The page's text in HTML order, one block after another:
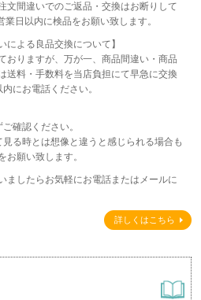
文間違いでのご返品・交換はお断りして
日以内に検品をお願い致します。
による良品交換について】
おりますが、万が一、商品間違い・商品
送料・手数料を当店負担にて早急に交換
にお電話ください。
確認ください。
る時とは想像と違うと感じられる場合も
お願い致します。
ましたらお気軽にお電話またはメールに
詳しくはこちら